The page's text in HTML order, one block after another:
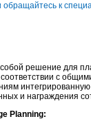
к
решение для
с
и награждения
Planning: